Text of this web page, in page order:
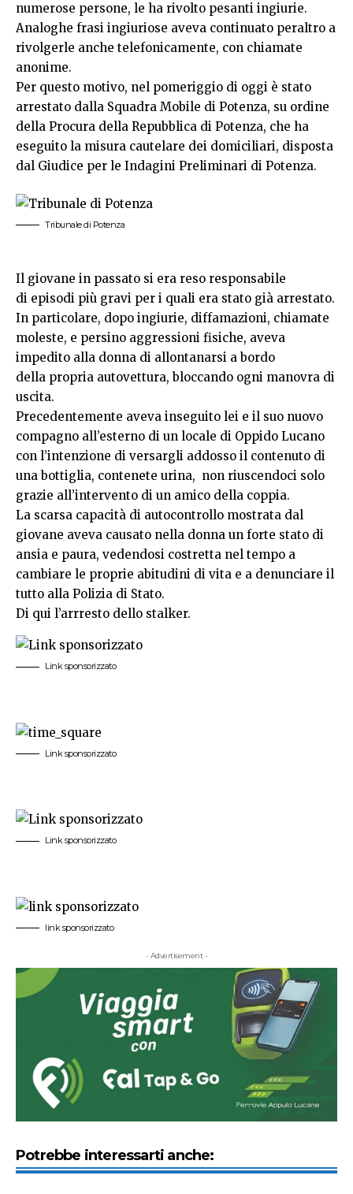
numerose persone, le ha rivolto pesanti ingiurie.
Analoghe frasi ingiuriose aveva continuato peraltro a
rivolgerle anche telefonicamente, con chiamate
anonime.
Per questo motivo, nel pomeriggio di oggi è stato
arrestato dalla Squadra Mobile di Potenza, su ordine
della Procura della Repubblica di Potenza, che ha
eseguito la misura cautelare dei domiciliari, disposta
dal Giudice per le Indagini Preliminari di Potenza.
Tribunale di Potenza
Il giovane in passato si era reso responsabile
di episodi più gravi per i quali era stato già arrestato.
In particolare, dopo ingiurie, diffamazioni, chiamate
moleste, e persino aggressioni fisiche, aveva
impedito alla donna di allontanarsi a bordo
della propria autovettura, bloccando ogni manovra di
uscita.
Precedentemente aveva inseguito lei e il suo nuovo
compagno all’esterno di un locale di Oppido Lucano
con l’intenzione di versargli addosso il contenuto di
una bottiglia, contenete urina, non riuscendoci solo
grazie all’intervento di un amico della coppia.
La scarsa capacità di autocontrollo mostrata dal
giovane aveva causato nella donna un forte stato di
ansia e paura, vedendosi costretta nel tempo a
cambiare le proprie abitudini di vita e a denunciare il
tutto alla Polizia di Stato.
Di qui l’arrresto dello stalker.
Link sponsorizzato
Link sponsorizzato
Link sponsorizzato
link sponsorizzato
- Advertisement -
Potrebbe interessarti anche: